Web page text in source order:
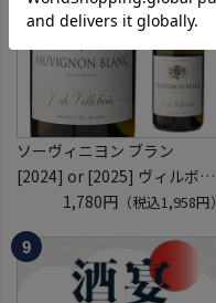
ソーヴィニヨン ブラン
[2024] or [2025] ヴィルボワ
750ml フランス ロワール 辛
口 白ワイン 浜運A
1,780円（税込1,958円）